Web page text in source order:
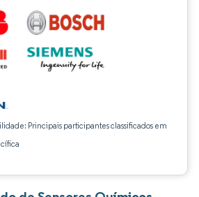
Principais participantes classificados em